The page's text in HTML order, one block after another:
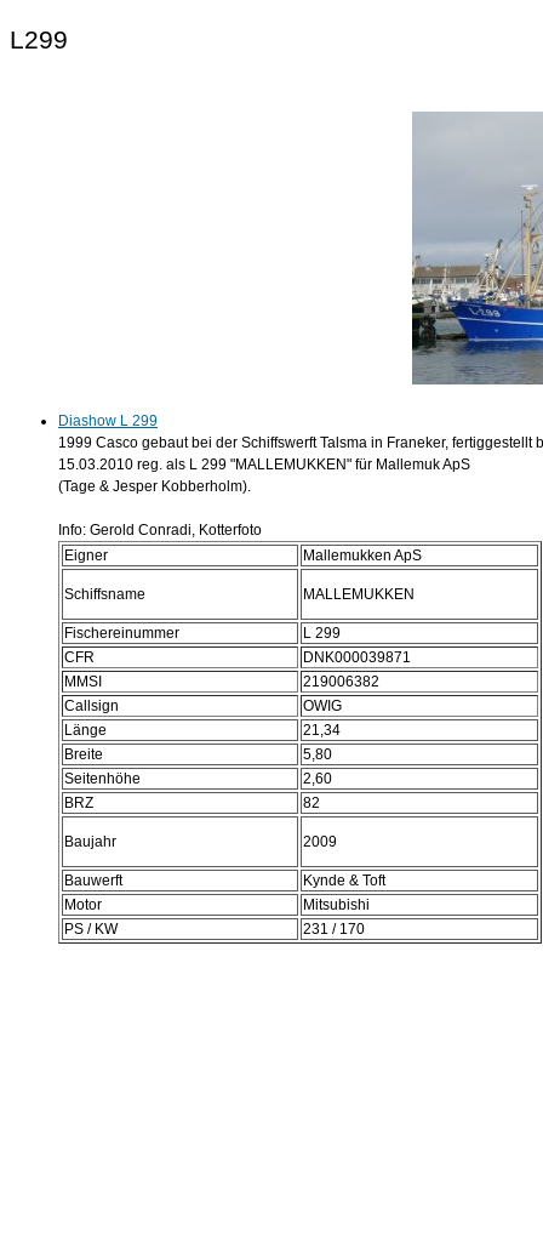
L299
Diashow L 299
1999 Casco gebaut bei der Schiffswerft Talsma in Franeker, fertiggestellt
15.03.2010 reg. als L 299 "MALLEMUKKEN" für Mallemuk ApS
(Tage & Jesper Kobberholm).
Info: Gerold Conradi, Kotterfoto
Eigner
Mallemukken ApS
Schiffsname MALLEMUKKEN
Fischereinummer
L 299
CFR
DNK000039871
MMSI
219006382
Callsign
OWIG
Länge
21,34
Breite
5,80
Seitenhöhe
2,60
BRZ
82
Baujahr 2009
Bauwerft
Kynde & Toft
Motor
Mitsubishi
PS / KW
231 / 170